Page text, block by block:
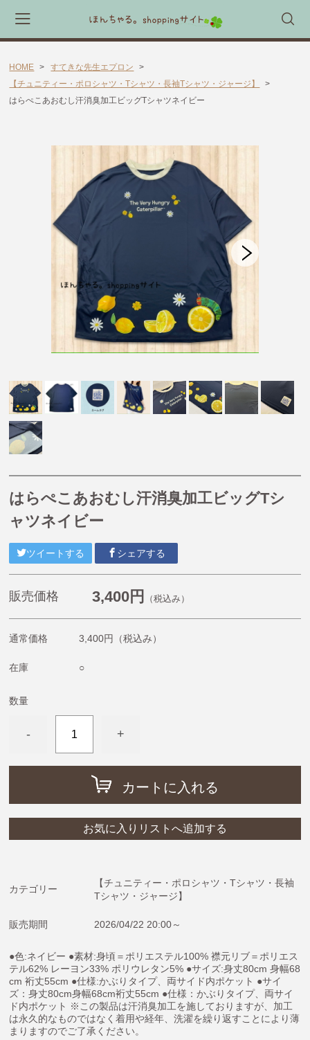
CATEGORY
ほんちゃる。セレクトギフト
キャラックス
キャラクター靴下
すてきな先生エプロン
【掘り出し物商品】
【Caféスタイル】
【小物】
【チュニティー・ポロシャツ・Tシャツ・長袖Tシャ
ツ・ジャージ】
【オリジナル抗菌割烹着(はらぺこあおむし・くまのが
くまのがっこう
ルルロロ
はらぺこあおむし
こぐまちゃんえほん
11ぴきのねこ
ねずみくんのチョッキ
ムーミン＆リトルミイ
わたしのワンピース
ノンタン
フレデリック・レオレオニ
きんぎょがにげた
おさるのジョージ
ぺんぎんたいそう
tupera tupera（しろくまのパンツ）
ミッフィー・Ⅾick Bruna
トムとジェリー
にじいろのさかな
おまえうまそうだな
HOME
すてきな先生エプロン
【チュニティー・ポロシャツ・Tシャツ・長袖Tシャツ・ジャージ】
はらぺこあおむし汗消臭加工ビッグTシャツネイビー
はらぺこあおむし汗消臭加工ビッグTシ
ャツネイビー
ツイートする シェアする
販売価格 3,400円 （税込み）
通常価格 3,400円 （税込み）
在庫 ○
数量
- +
カートに入れる
お気に入りリストへ追加する
カテゴリー
【チュニティー・ポロシャツ・Tシャツ・長袖
Tシャツ・ジャージ】
販売期間 2026/04/22 20:00～
●色:ネイビー ●素材:身頃＝ポリエステル100% 襟元リブ＝ポリエス
テル62% レーヨン33% ポリウレタン5% ●サイズ:身丈80cm 身幅68
cm 裄丈55cm ●仕様:かぶりタイプ、両サイド内ポケット ●サイ
ズ：身丈80cm身幅68cm裄丈55cm ●仕様：かぶりタイプ、両サイ
ド内ポケット ※この製品は汗消臭加工を施しておりますが、加工
は永久的なものではなく着用や経年、洗濯を繰り返すことにより薄
まりますのでご了承ください。